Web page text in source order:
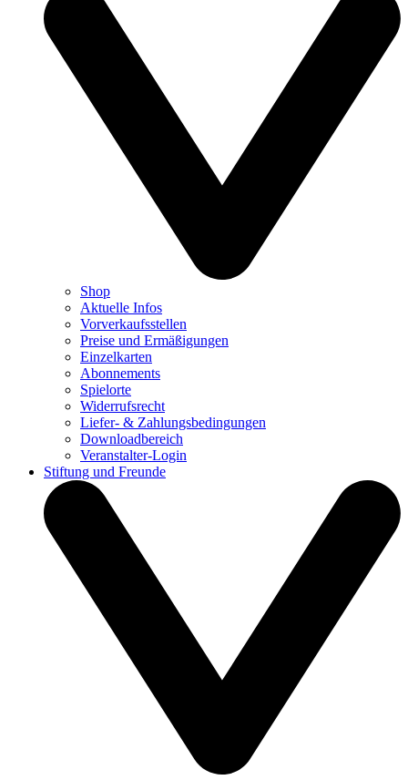
Shop
Aktuelle Infos
Vorverkaufsstellen
Preise und Ermäßigungen
Einzelkarten
Abonnements
Spielorte
Widerrufsrecht
Liefer- & Zahlungsbedingungen
Downloadbereich
Veranstalter-Login
Stiftung und Freunde